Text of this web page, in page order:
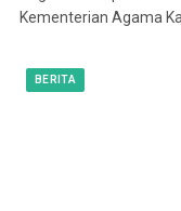
Kementerian Agama
BERITA